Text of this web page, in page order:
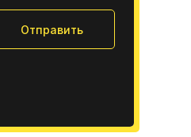
Отправить